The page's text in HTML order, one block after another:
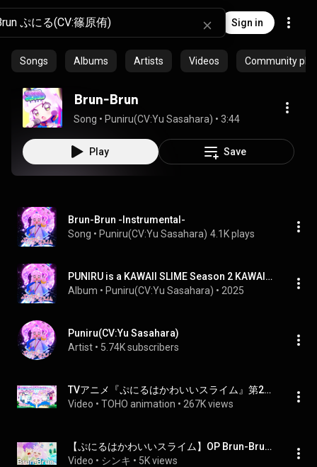
Sign in
Songs Albums Artists Videos Community
Brun-Brun
Song • Puniru(CV:Yu Sasahara) • 3:44
Play Save
Brun-Brun -Instrumental-
Song • Puniru(CV:Yu Sasahara) 4.1K plays
PUNIRU is a KAWAII SLIME Season 2 KAWAII PUNIRU SONG ALBUM
Album • Puniru(CV:Yu Sasahara) • 2025
Puniru(CV:Yu Sasahara)
Artist • 5.74K subscribers
TVアニメ『ぷにるはかわいいスライム』第2期“ぷにかわ”OPムービー(ノンクレジット)／OPテーマ「Brun-Brun」ぷにる（CV：篠原 侑）
Video • TOHO animation • 267K views
【ぷにるはかわいいスライム】OP Brun-Brun ぷにる（篠原侑）完成版　　［MAD動画］
Video • シンキ • 5K views